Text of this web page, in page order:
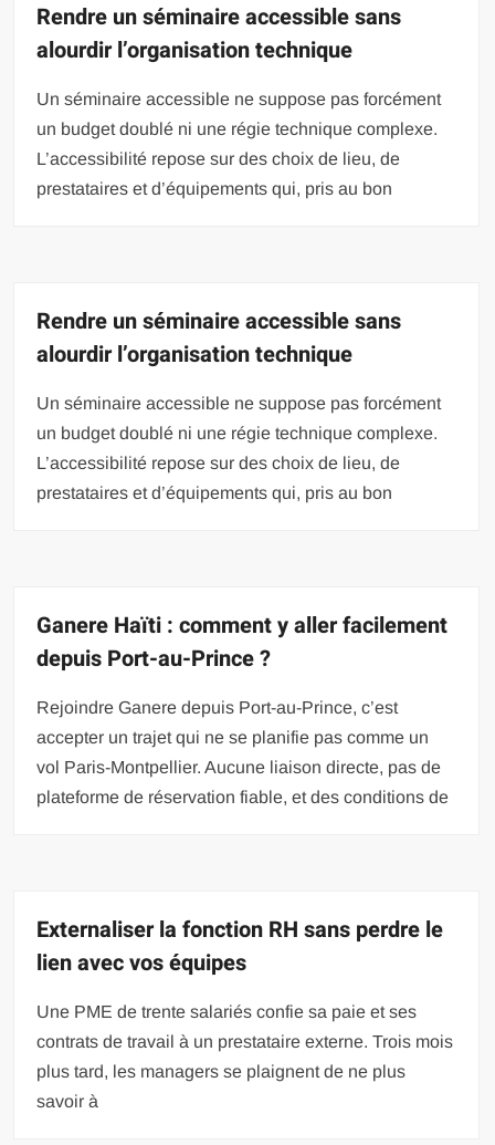
Rendre un séminaire accessible sans
alourdir l’organisation technique
Un séminaire accessible ne suppose pas forcément
un budget doublé ni une régie technique complexe.
L’accessibilité repose sur des choix de lieu, de
prestataires et d’équipements qui, pris au bon
Rendre un séminaire accessible sans
alourdir l’organisation technique
Un séminaire accessible ne suppose pas forcément
un budget doublé ni une régie technique complexe.
L’accessibilité repose sur des choix de lieu, de
prestataires et d’équipements qui, pris au bon
Ganere Haïti : comment y aller facilement
depuis Port-au-Prince ?
Rejoindre Ganere depuis Port-au-Prince, c’est
accepter un trajet qui ne se planifie pas comme un
vol Paris-Montpellier. Aucune liaison directe, pas de
plateforme de réservation fiable, et des conditions de
Externaliser la fonction RH sans perdre le
lien avec vos équipes
Une PME de trente salariés confie sa paie et ses
contrats de travail à un prestataire externe. Trois mois
plus tard, les managers se plaignent de ne plus
savoir à